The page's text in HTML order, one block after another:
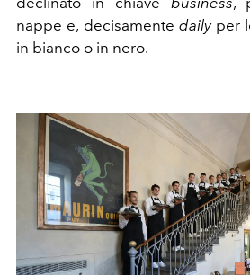
nappe e, decisamente dailyper
in bianco o in nero.